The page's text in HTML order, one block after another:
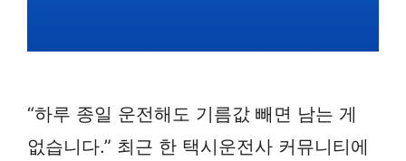
“하루 종일 운전해도 기름값 빼면 남는 게
없습니다.” 최근 한 택시운전사 커뮤니티에